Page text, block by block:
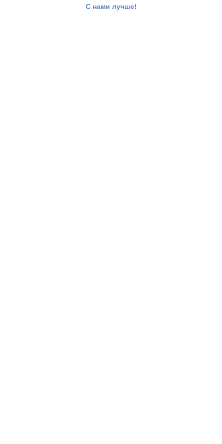
С нами лучше!